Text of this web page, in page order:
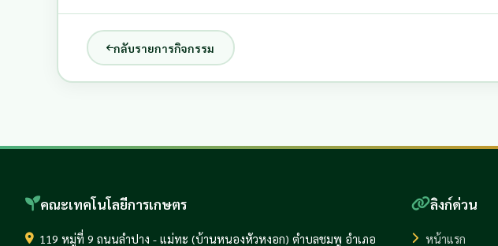
กลับรายการกิจกรรม
คณะเทคโนโลยีการเกษตร
119 หมู่ที่ 9 ถนนลำปาง - แม่ทะ (บ้านหนองหัวหงอก) ตำบลชมพู อำเภอ
ลิงก์ด่วน
หน้าแรก